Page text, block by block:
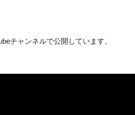
チャンネルで公開しています。